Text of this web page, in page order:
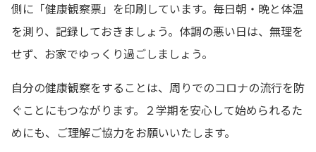
側に「健康観察票」を印刷しています。毎日朝・晩と体温
を測り、記録しておきましょう。体調の悪い日は、無理を
せず、お家でゆっくり過ごしましょう。
自分の健康観察をすることは、周りでのコロナの流行を防
ぐことにもつながります。２学期を安心して始められるた
めにも、ご理解ご協力をお願いいたします。